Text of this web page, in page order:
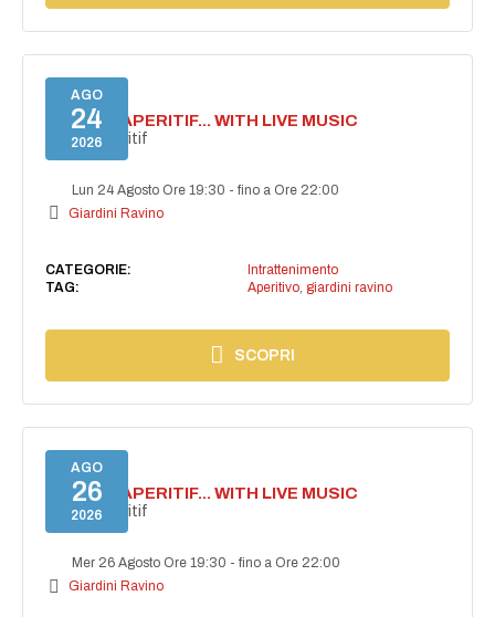
AGO
24
2026
SECRET APERITIF... WITH LIVE MUSIC
Secret aperitif
Lun 24 Agosto Ore 19:30 -fino a Ore 22:00
Giardini Ravino
CATEGORIE:
Intrattenimento
TAG:
Aperitivo, giardini ravino
SCOPRI
AGO
26
2026
SECRET APERITIF... WITH LIVE MUSIC
Secret aperitif
Mer 26 Agosto Ore 19:30 -fino a Ore 22:00
Giardini Ravino